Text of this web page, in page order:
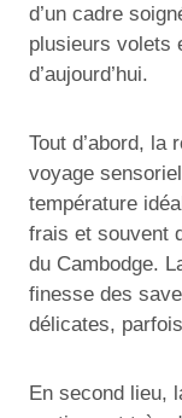
d’un cadre
plusieurs volets
d’aujourd’hui.
Tout d’abord, la
voyage
température
frais et souvent
du Cambodge.
finesse des
délicates,
En second lieu,